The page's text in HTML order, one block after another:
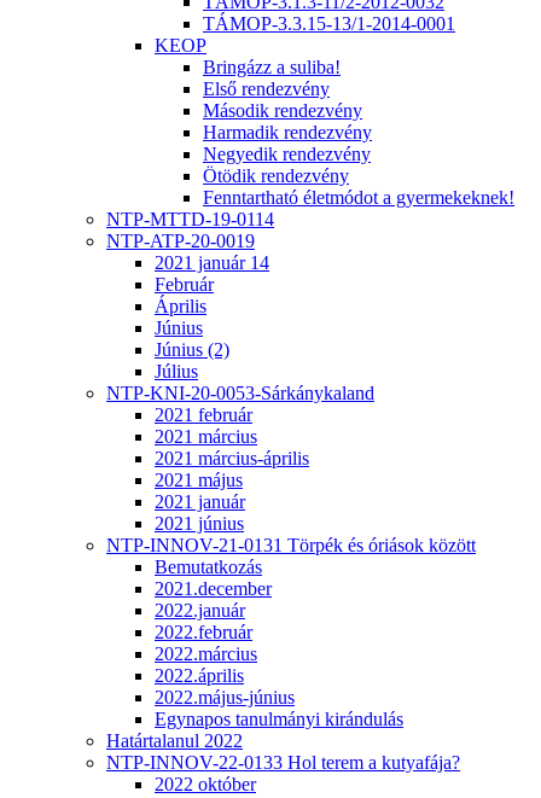
TÁMOP-3.3.15-13/1-2014-0001
KEOP
Bringázz a suliba!
Első rendezvény
Második rendezvény
Harmadik rendezvény
Negyedik rendezvény
Ötödik rendezvény
Fenntartható életmódot a gyermekeknek!
NTP-MTTD-19-0114
NTP-ATP-20-0019
2021 január 14
Február
Április
Június
Június (2)
Július
NTP-KNI-20-0053-Sárkánykaland
2021 február
2021 március
2021 március-április
2021 május
2021 január
2021 június
NTP-INNOV-21-0131 Törpék és óriások között
Bemutatkozás
2021.december
2022.január
2022.február
2022.március
2022.április
2022.május-június
Egynapos tanulmányi kirándulás
Határtalanul 2022
NTP-INNOV-22-0133 Hol terem a kutyafája?
2022 október